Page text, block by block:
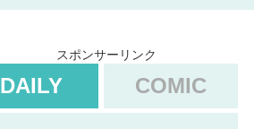
スポンサーリンク
DAILY COMIC